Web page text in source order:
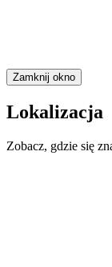
Zamknij okno
Lokalizacja
Zobacz, gdzie się